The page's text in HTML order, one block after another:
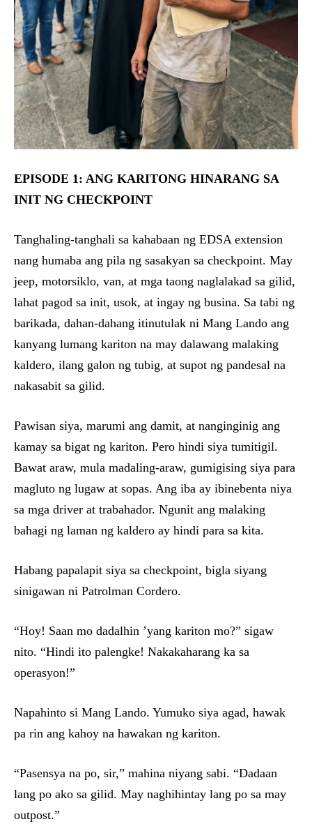
EPISODE 1: ANG KARITONG HINARANG SA
INIT NG CHECKPOINT
Tanghaling-tanghali sa kahabaan ng EDSA extension
nang humaba ang pila ng sasakyan sa checkpoint. May
jeep, motorsiklo, van, at mga taong naglalakad sa gilid,
lahat pagod sa init, usok, at ingay ng busina. Sa tabi ng
barikada, dahan-dahang itinutulak ni Mang Lando ang
kanyang lumang kariton na may dalawang malaking
kaldero, ilang galon ng tubig, at supot ng pandesal na
nakasabit sa gilid.
Pawisan siya, marumi ang damit, at nanginginig ang
kamay sa bigat ng kariton. Pero hindi siya tumitigil.
Bawat araw, mula madaling-araw, gumigising siya para
magluto ng lugaw at sopas. Ang iba ay ibinebenta niya
sa mga driver at trabahador. Ngunit ang malaking
bahagi ng laman ng kaldero ay hindi para sa kita.
Habang papalapit siya sa checkpoint, bigla siyang
sinigawan ni Patrolman Cordero.
“Hoy! Saan mo dadalhin ’yang kariton mo?” sigaw
nito. “Hindi ito palengke! Nakakaharang ka sa
operasyon!”
Napahinto si Mang Lando. Yumuko siya agad, hawak
pa rin ang kahoy na hawakan ng kariton.
“Pasensya na po, sir,” mahina niyang sabi. “Dadaan
lang po ako sa gilid. May naghihintay lang po sa may
outpost.”